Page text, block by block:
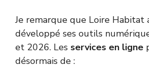
Je remarque que Loire
développé ses outils
et 2026. Les services en ligne
désormais de :